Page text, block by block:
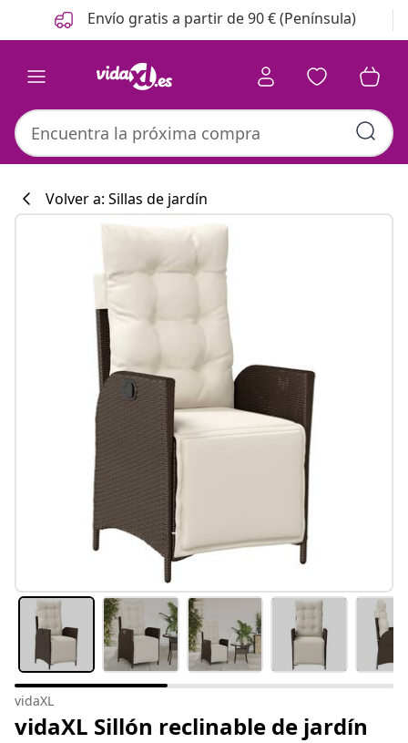
Anterior
Siguiente Envío gratis a partir de 90 € (Península)
#sharemevidaxl
Volver a: Sillas de jardín
vidaXL
vidaXL Sillón reclinable de jardín